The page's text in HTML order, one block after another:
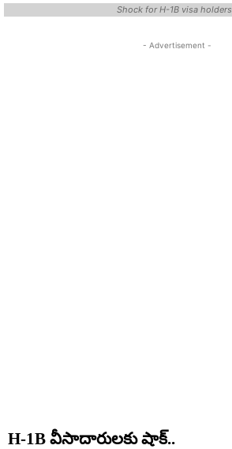
Shock for H-1B visa holders..
- Advertisement -
H-1B వీసాదారులకు షాక్..